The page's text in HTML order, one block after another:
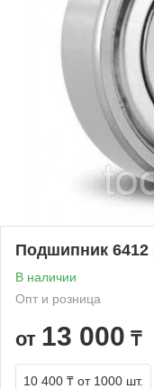
Подшипник 6412
В наличии
Опт и розница
от 13 000 ₸
10 400 ₸ от 1000 шт.